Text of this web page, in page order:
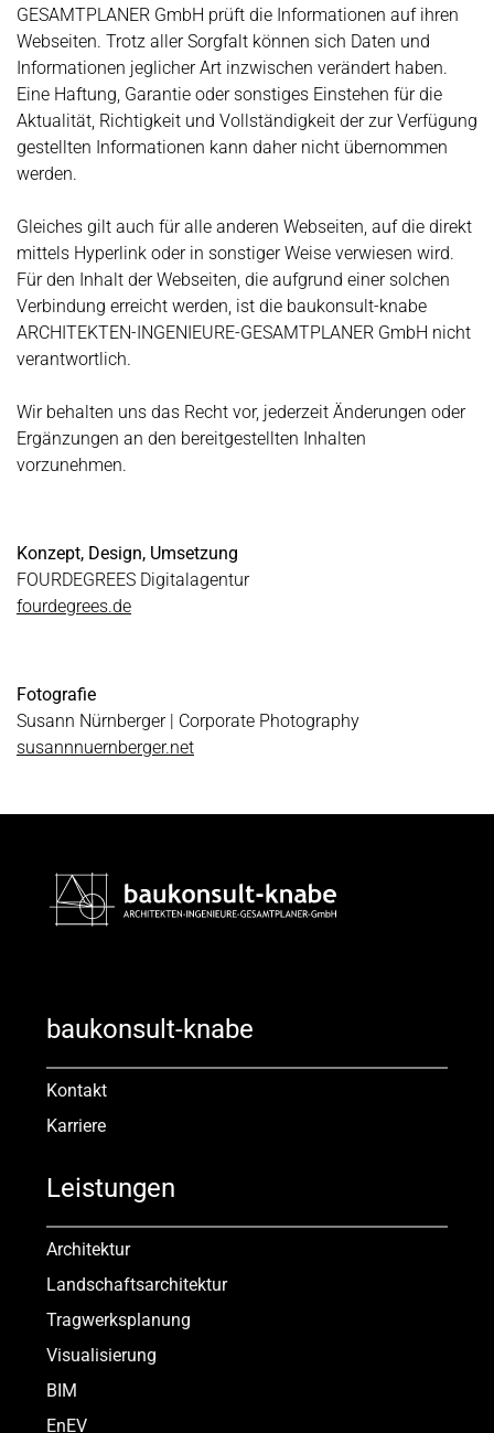
GESAMTPLANER GmbH prüft die Informationen auf ihren
Webseiten. Trotz aller Sorgfalt können sich Daten und
Informationen jeglicher Art inzwischen verändert haben.
Eine Haftung, Garantie oder sonstiges Einstehen für die
Aktualität, Richtigkeit und Vollständigkeit der zur Verfügung
gestellten Informationen kann daher nicht übernommen
werden.
Gleiches gilt auch für alle anderen Webseiten, auf die direkt
mittels Hyperlink oder in sonstiger Weise verwiesen wird.
Für den Inhalt der Webseiten, die aufgrund einer solchen
Verbindung erreicht werden, ist die baukonsult-knabe
ARCHITEKTEN-INGENIEURE-GESAMTPLANER GmbH nicht
verantwortlich.
Wir behalten uns das Recht vor, jederzeit Änderungen oder
Ergänzungen an den bereitgestellten Inhalten
vorzunehmen.
Konzept, Design, Umsetzung
FOURDEGREES Digitalagentur
fourdegrees.de
Fotografie
Susann Nürnberger | Corporate Photography
susannnuernberger.net
baukonsult-knabe
Kontakt
Karriere
Leistungen
Architektur
Landschaftsarchitektur
Tragwerksplanung
Visualisierung
BIM
EnEV